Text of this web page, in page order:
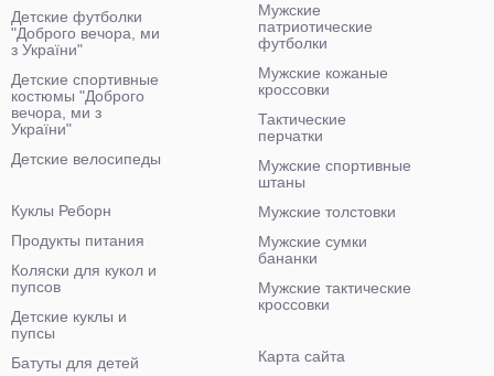
Детские футболки
"Доброго вечора, ми
з України"
Детские спортивные
костюмы "Доброго
вечора, ми з
України"
Детские велосипеды
Мужские
патриотические
футболки
Мужские кожаные
кроссовки
Тактические
перчатки
Мужские спортивные
штаны
Мужские толстовки
Мужские сумки
бананки
Мужские тактические
кроссовки
Куклы Реборн
Продукты питания
Коляски для кукол и
пупсов
Детские куклы и
пупсы
Батуты для детей
Карта сайта